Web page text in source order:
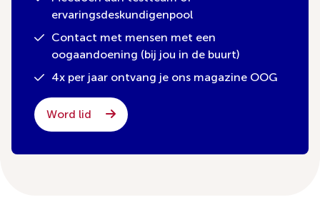
ervaringsdeskundigenpool
Contact met mensen met een
oogaandoening (bij jou in de buurt)
4x per jaar ontvang je ons magazine OOG
Word lid